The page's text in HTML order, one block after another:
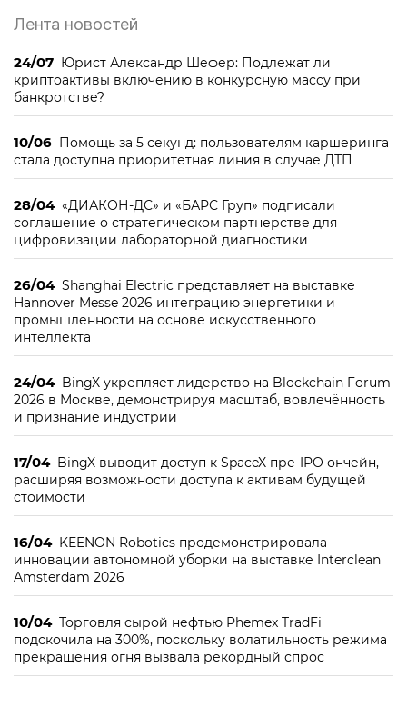
Лента новостей
24/07 Юрист Александр Шефер: Подлежат ли
криптоактивы включению в конкурсную массу при
банкротстве?
10/06 Помощь за 5 секунд: пользователям каршеринга
стала доступна приоритетная линия в случае ДТП
28/04 «ДИАКОН-ДС» и «БАРС Груп» подписали
соглашение о стратегическом партнерстве для
цифровизации лабораторной диагностики
26/04 Shanghai Electric представляет на выставке
Hannover Messe 2026 интеграцию энергетики и
промышленности на основе искусственного
интеллекта
24/04 BingX укрепляет лидерство на Blockchain Forum
2026 в Москве, демонстрируя масштаб, вовлечённость
и признание индустрии
17/04 BingX выводит доступ к SpaceX пре-IPO ончейн,
расширяя возможности доступа к активам будущей
стоимости
16/04 KEENON Robotics продемонстрировала
инновации автономной уборки на выставке Interclean
Amsterdam 2026
10/04 Торговля сырой нефтью Phemex TradFi
подскочила на 300%, поскольку волатильность режима
прекращения огня вызвала рекордный спрос